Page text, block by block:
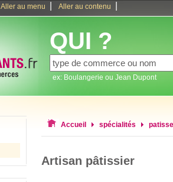
Aller au menu Aller au contenu
QUI ?
ex: Boulangerie ou Jean Dupont
Accueil spécialités
Artisan pâtissier